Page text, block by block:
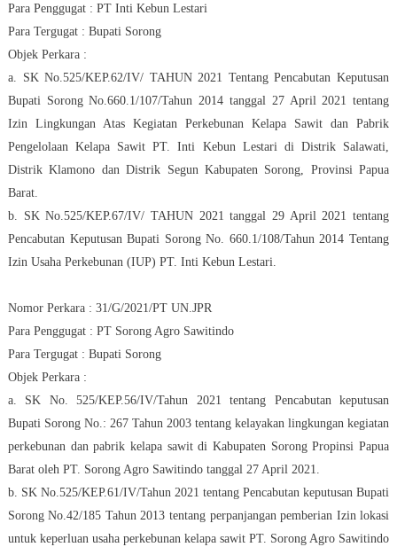
Para Penggugat : PT Inti Kebun Lestari
Para Tergugat : Bupati Sorong
Objek Perkara :
a. SK No.525/KEP.62/IV/ TAHUN 2021 Tentang Pencabutan Keputusan
Bupati Sorong No.660.1/107/Tahun 2014 tanggal 27 April 2021 tentang
Izin Lingkungan Atas Kegiatan Perkebunan Kelapa Sawit dan Pabrik
Pengelolaan Kelapa Sawit PT. Inti Kebun Lestari di Distrik Salawati,
Distrik Klamono dan Distrik Segun Kabupaten Sorong, Provinsi Papua
Barat.
b. SK No.525/KEP.67/IV/ TAHUN 2021 tanggal 29 April 2021 tentang
Pencabutan Keputusan Bupati Sorong No. 660.1/108/Tahun 2014 Tentang
Izin Usaha Perkebunan (IUP) PT. Inti Kebun Lestari.
Nomor Perkara : 31/G/2021/PT UN.JPR
Para Penggugat : PT Sorong Agro Sawitindo
Para Tergugat : Bupati Sorong
Objek Perkara :
a. SK No. 525/KEP.56/IV/Tahun 2021 tentang Pencabutan keputusan
Bupati Sorong No.: 267 Tahun 2003 tentang kelayakan lingkungan kegiatan
perkebunan dan pabrik kelapa sawit di Kabupaten Sorong Propinsi Papua
Barat oleh PT. Sorong Agro Sawitindo tanggal 27 April 2021.
b. SK No.525/KEP.61/IV/Tahun 2021 tentang Pencabutan keputusan Bupati
Sorong No.42/185 Tahun 2013 tentang perpanjangan pemberian Izin lokasi
untuk keperluan usaha perkebunan kelapa sawit PT. Sorong Agro Sawitindo